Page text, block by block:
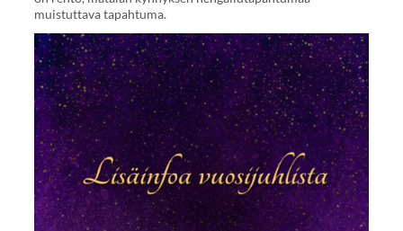
muistuttava tapahtuma.